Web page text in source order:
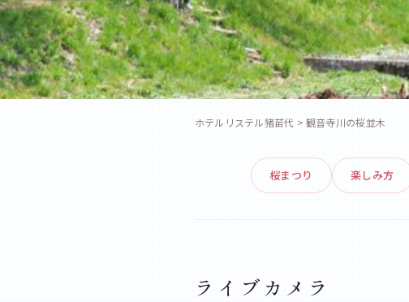
観音寺川の桜並木
Kannonji River Cherry Blossoms
ホテルリステル猪苗代 > 観音寺川の桜並木
桜まつり 楽しみ方
ライブカメラ